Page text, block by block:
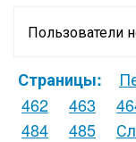
Пользователи
Страницы:
462
463
484
485